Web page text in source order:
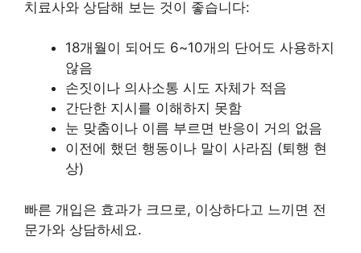
치료사와 상담해 보는 것이 좋습니다:
18개월이 되어도 6~10개의 단어도 사용하지
않음
손짓이나 의사소통 시도 자체가 적음
간단한 지시를 이해하지 못함
눈 맞춤이나 이름 부르면 반응이 거의 없음
이전에 했던 행동이나 말이 사라짐 (퇴행 현
상)
빠른 개입은 효과가 크므로, 이상하다고 느끼면 전
문가와 상담하세요.